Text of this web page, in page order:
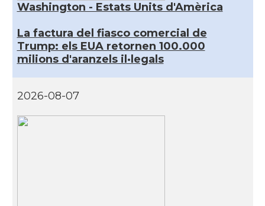
Washington - Estats Units d'Amèrica
La factura del fiasco comercial de
Trump: els EUA retornen 100.000
milions d'aranzels il·legals
2026-08-07